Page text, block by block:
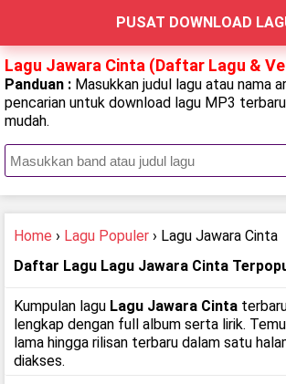
PUSAT DOWNLOAD
Lagu Jawara Cinta (Daftar Lagu &
Panduan : Masukkan judul lagu atau nama
pencarian untuk download lagu MP3
mudah.
Home › Lagu Populer › Lagu Jawara Cinta
Daftar Lagu Lagu Jawara Cinta
Kumpulan lagu Lagu Jawara Cinta
lengkap dengan full album serta lirik.
lama hingga rilisan terbaru dalam satu
diakses.